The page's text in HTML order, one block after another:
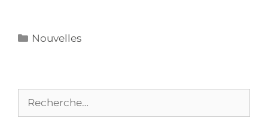
Nouvelles